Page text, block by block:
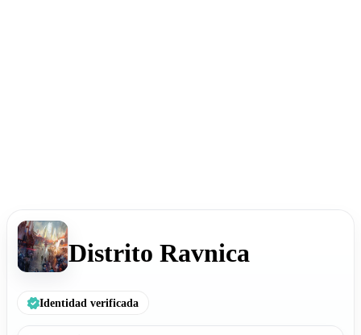
Distrito Ravnica
Identidad verificada